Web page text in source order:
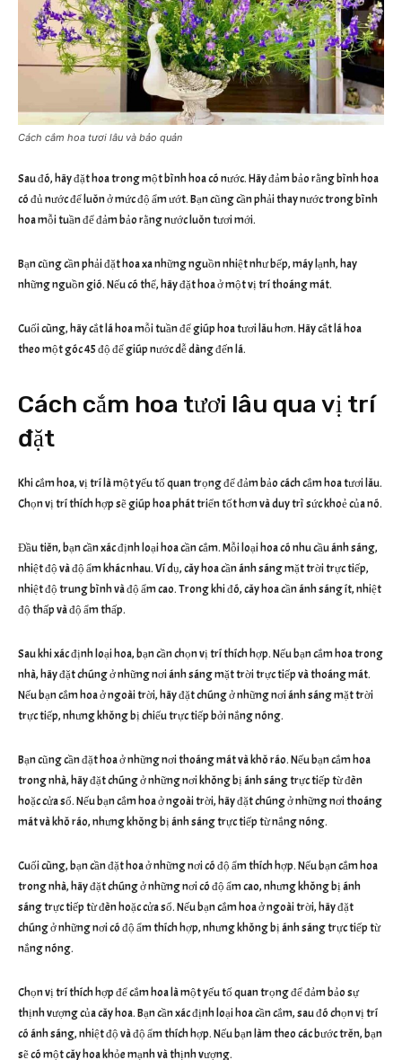
Cách cắm hoa tươi lâu và bảo quản
Sau đó, hãy đặt hoa trong một bình hoa có nước. Hãy đảm bảo rằng bình hoa
có đủ nước để luôn ở mức độ ẩm ướt. Bạn cũng cần phải thay nước trong bình
hoa mỗi tuần để đảm bảo rằng nước luôn tươi mới.
Bạn cũng cần phải đặt hoa xa những nguồn nhiệt như bếp, máy lạnh, hay
những nguồn gió. Nếu có thể, hãy đặt hoa ở một vị trí thoáng mát.
Cuối cùng, hãy cắt lá hoa mỗi tuần để giúp hoa tươi lâu hơn. Hãy cắt lá hoa
theo một góc 45 độ để giúp nước dễ dàng đến lá.
Cách cắm hoa tươi lâu qua vị trí
đặt
Khi cắm hoa, vị trí là một yếu tố quan trọng để đảm bảo cách cắm hoa tươi lâu.
Chọn vị trí thích hợp sẽ giúp hoa phát triển tốt hơn và duy trì sức khoẻ của nó.
Đầu tiên, bạn cần xác định loại hoa cần cắm. Mỗi loại hoa có nhu cầu ánh sáng,
nhiệt độ và độ ẩm khác nhau. Ví dụ, cây hoa cần ánh sáng mặt trời trực tiếp,
nhiệt độ trung bình và độ ẩm cao. Trong khi đó, cây hoa cần ánh sáng ít, nhiệt
độ thấp và độ ẩm thấp.
Sau khi xác định loại hoa, bạn cần chọn vị trí thích hợp. Nếu bạn cắm hoa trong
nhà, hãy đặt chúng ở những nơi ánh sáng mặt trời trực tiếp và thoáng mát.
Nếu bạn cắm hoa ở ngoài trời, hãy đặt chúng ở những nơi ánh sáng mặt trời
trực tiếp, nhưng không bị chiếu trực tiếp bởi nắng nóng.
Bạn cũng cần đặt hoa ở những nơi thoáng mát và khô ráo. Nếu bạn cắm hoa
trong nhà, hãy đặt chúng ở những nơi không bị ánh sáng trực tiếp từ đèn
hoặc cửa sổ. Nếu bạn cắm hoa ở ngoài trời, hãy đặt chúng ở những nơi thoáng
mát và khô ráo, nhưng không bị ánh sáng trực tiếp từ nắng nóng.
Cuối cùng, bạn cần đặt hoa ở những nơi có độ ẩm thích hợp. Nếu bạn cắm hoa
trong nhà, hãy đặt chúng ở những nơi có độ ẩm cao, nhưng không bị ánh
sáng trực tiếp từ đèn hoặc cửa sổ. Nếu bạn cắm hoa ở ngoài trời, hãy đặt
chúng ở những nơi có độ ẩm thích hợp, nhưng không bị ánh sáng trực tiếp từ
nắng nóng.
Chọn vị trí thích hợp để cắm hoa là một yếu tố quan trọng để đảm bảo sự
thịnh vượng của cây hoa. Bạn cần xác định loại hoa cần cắm, sau đó chọn vị trí
có ánh sáng, nhiệt độ và độ ẩm thích hợp. Nếu bạn làm theo các bước trên, bạn
sẽ có một cây hoa khỏe mạnh và thịnh vượng.